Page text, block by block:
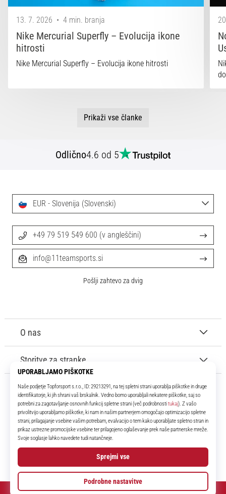
13. 7. 2026 • 4 min. branja
Nike Mercurial Superfly – Evolucija ikone
hitrosti
Nike Mercurial Superfly – Evolucija ikone hitrosti
Prikaži vse članke
Odlično4.6 od 5
11teamsports.si
Že več kot 16 let smo vaši soigralci ter vam predstavljamo najboljše in
najnovejše izdelke iz sveta nogometa.
Facebook
Instagram
O nas
Storitve za stranke
EUR - Slovenija (Slovenski)
+49 79 519 549 600 (v angleščini)
info@11teamsports.si
Pošlji zahtevo za dvig